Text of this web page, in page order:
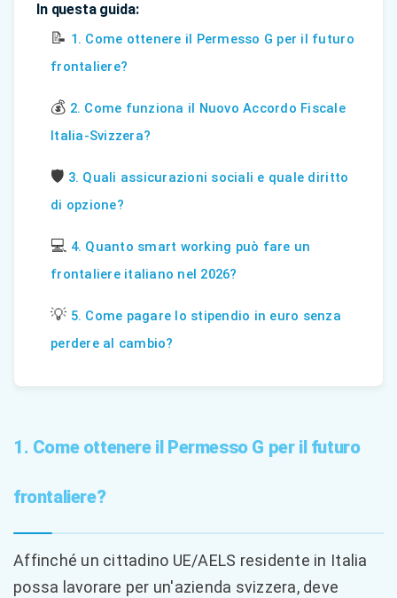
In questa guida:
📝 1. Come ottenere il Permesso G per il futuro
frontaliere?
💰 2. Come funziona il Nuovo Accordo Fiscale
Italia-Svizzera?
🛡️ 3. Quali assicurazioni sociali e quale diritto
di opzione?
💻 4. Quanto smart working può fare un
frontaliere italiano nel 2026?
💡 5. Come pagare lo stipendio in euro senza
perdere al cambio?
1. Come ottenere il Permesso G per il futuro
frontaliere?
Affinché un cittadino UE/AELS residente in Italia
possa lavorare per un'azienda svizzera, deve